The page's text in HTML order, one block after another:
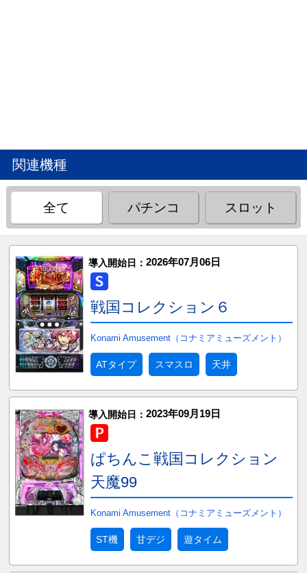
関連機種
全て パチンコ スロット
導入開始日： 2026年07月06日
戦国コレクション６
Konami Amusement（コナミアミューズメント）
ATタイプ スマスロ 天井
導入開始日： 2023年09月19日
ぱちんこ戦国コレクション
天魔99
Konami Amusement（コナミアミューズメント）
ST機 甘デジ 遊タイム